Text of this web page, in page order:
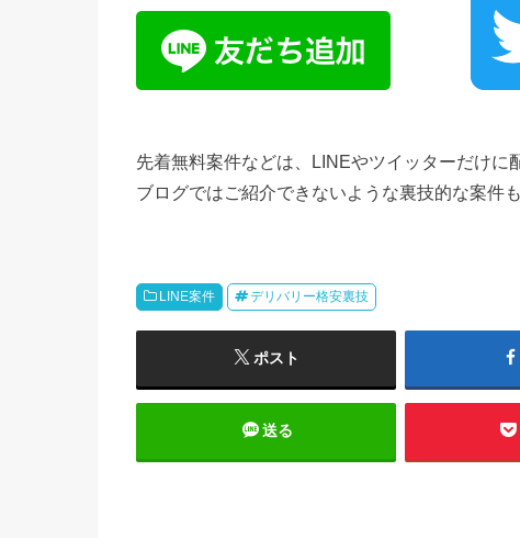
先着無料案件などは、LINEやツイッターだけに
ブログではご紹介できないような裏技的な案件
LINE案件 デリバリー格安裏技
ポスト
送る